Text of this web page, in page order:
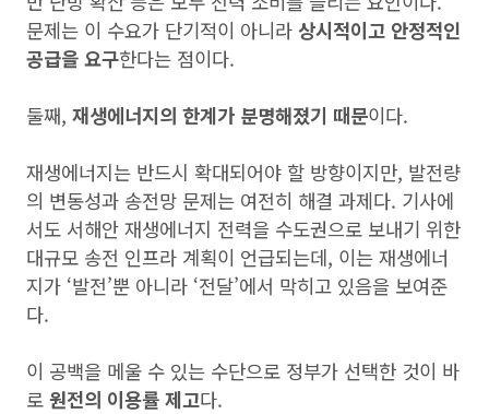
문제는 이 수요가 단기적이 아니라 상시적이고 안정적인
공급을 요구한다는 점이다.
둘째, 재생에너지의 한계가 분명해졌기 때문이다.
재생에너지는 반드시 확대되어야 할 방향이지만, 발전량
의 변동성과 송전망 문제는 여전히 해결 과제다. 기사에
서도 서해안 재생에너지 전력을 수도권으로 보내기 위한
대규모 송전 인프라 계획이 언급되는데, 이는 재생에너
지가 ‘발전’뿐 아니라 ‘전달’에서 막히고 있음을 보여준
다.
이 공백을 메울 수 있는 수단으로 정부가 선택한 것이 바
로 원전의 이용률 제고다.